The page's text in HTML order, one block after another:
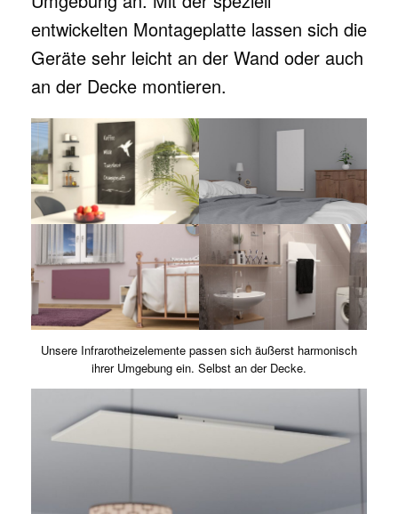
entwickelten Montageplatte lassen sich die
Geräte sehr leicht an der Wand oder auch
an der Decke montieren.
Unsere Infrarotheizelemente passen sich äußerst harmonisch
ihrer Umgebung ein. Selbst an der Decke.